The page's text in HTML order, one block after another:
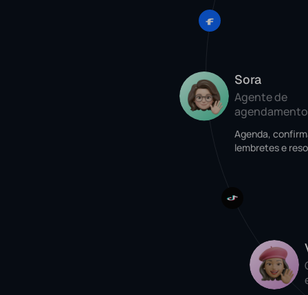
Sora
Agente de
Agenda,
lembretes e